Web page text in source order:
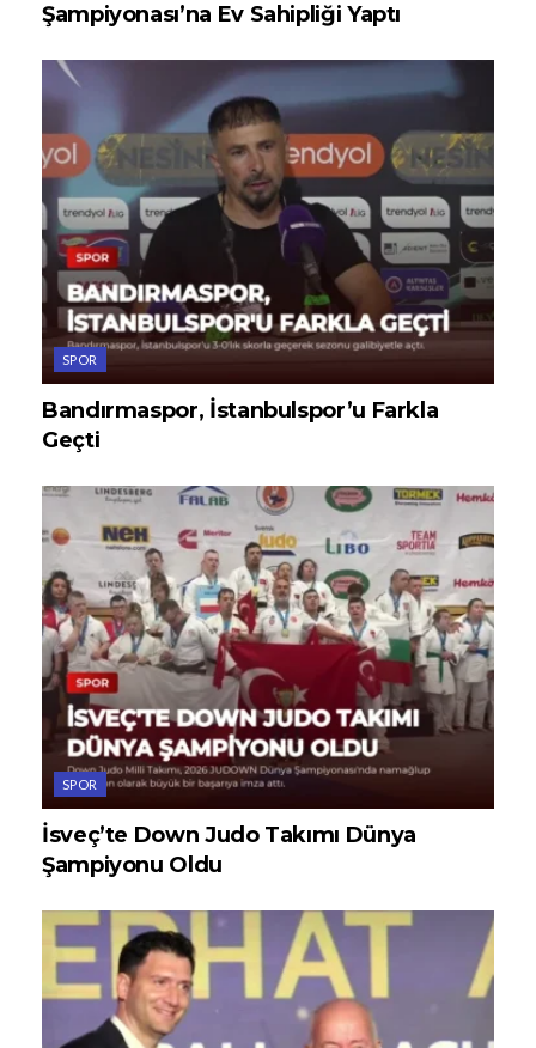
Şampiyonası’na Ev Sahipliği Yaptı
SPOR
Bandırmaspor, İstanbulspor’u Farkla
Geçti
SPOR
İsveç’te Down Judo Takımı Dünya
Şampiyonu Oldu